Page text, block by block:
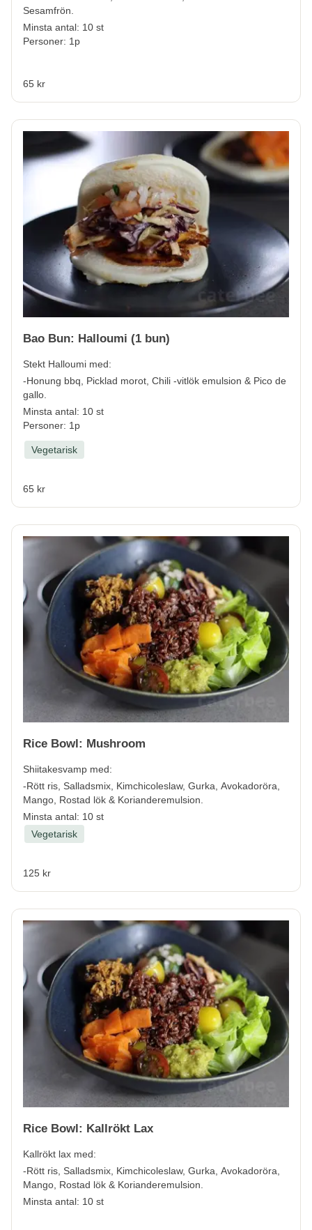
Sesamfrön.
Minsta antal: 10 st
Personer: 1p
65 kr
Bao Bun: Halloumi (1 bun)
Stekt Halloumi med:
-Honung bbq, Picklad morot, Chili -vitlök emulsion & Pico de
gallo.
Minsta antal: 10 st
Personer: 1p
Vegetarisk
65 kr
Rice Bowl: Mushroom
Shiitakesvamp med:
-Rött ris, Salladsmix, Kimchicoleslaw, Gurka, Avokadoröra,
Mango, Rostad lök & Korianderemulsion.
Minsta antal: 10 st
Vegetarisk
125 kr
Rice Bowl: Kallrökt Lax
Kallrökt lax med:
-Rött ris, Salladsmix, Kimchicoleslaw, Gurka, Avokadoröra,
Mango, Rostad lök & Korianderemulsion.
Minsta antal: 10 st